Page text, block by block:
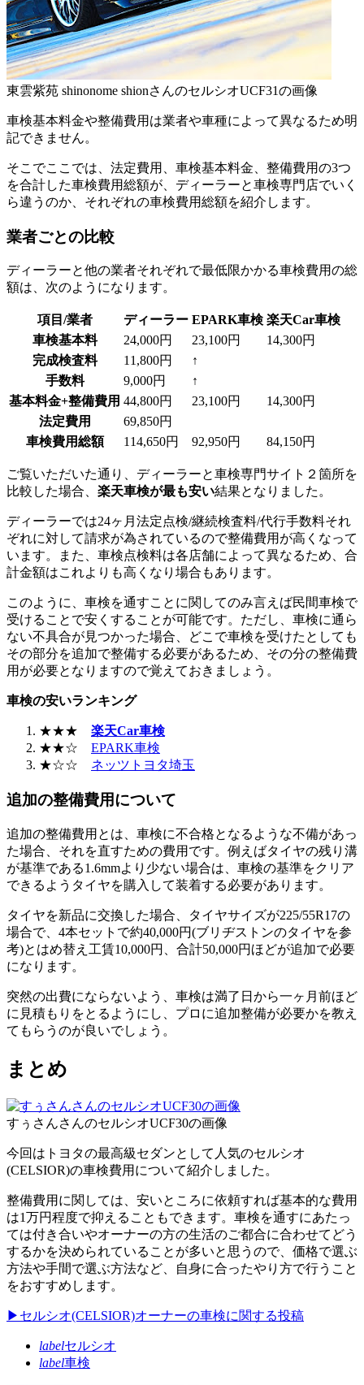
東雲紫苑 shinonome shionさんのセルシオUCF31の画像
車検基本料金や整備費用は業者や車種によって異なるため明
記できません。
そこでここでは、法定費用、車検基本料金、整備費用の3つ
を合計した車検費用総額が、ディーラーと車検専門店でいく
ら違うのか、それぞれの車検費用総額を紹介します。
業者ごとの比較
ディーラーと他の業者それぞれで最低限かかる車検費用の総
額は、次のようになります。
項目/業者 ディーラー EPARK車検 楽天Car車検
車検基本料
24,000円 23,100円
14,300円
完成検査料
11,800円
↑
手数料
9,000円
↑
基本料金+整備費用 44,800円 23,100円
14,300円
法定費用
69,850円
車検費用総額
114,650円 92,950円 84,150円
ご覧いただいた通り、ディーラーと車検専門サイト２箇所を
比較した場合、 楽天車検が最も安い結果となりました。
ディーラーでは24ヶ月法定点検/継続検査料/代行手数料それ
ぞれに対して請求が為されているので整備費用が高くなって
います。また、車検点検料は各店舗によって異なるため、合
計金額はこれよりも高くなり場合もあります。
このように、車検を通すことに関してのみ言えば民間車検で
受けることで安くすることが可能です。ただし、車検に通ら
ない不具合が見つかった場合、どこで車検を受けたとしても
その部分を追加で整備する必要があるため、その分の整備費
用が必要となりますので覚えておきましょう。
車検の安いランキング
★★★ 楽天Car車検
★★☆ EPARK車検
★☆☆ ネッツトヨタ埼玉
追加の整備費用について
追加の整備費用とは、車検に不合格となるような不備があっ
た場合、それを直すための費用です。例えばタイヤの残り溝
が基準である1.6mmより少ない場合は、車検の基準をクリア
できるようタイヤを購入して装着する必要があります。
タイヤを新品に交換した場合、タイヤサイズが225/55R17の
場合で、4本セットで約40,000円(ブリヂストンのタイヤを参
考)とはめ替え工賃10,000円、合計50,000円ほどが追加で必要
になります。
突然の出費にならないよう、車検は満了日から一ヶ月前ほど
に見積もりをとるようにし、プロに追加整備が必要かを教え
てもらうのが良いでしょう。
まとめ
すぅさんさんのセルシオUCF30の画像
今回はトヨタの最高級セダンとして人気のセルシオ
(CELSIOR)の車検費用について紹介しました。
整備費用に関しては、安いところに依頼すれば基本的な費用
は1万円程度で抑えることもできます。車検を通すにあたっ
ては付き合いやオーナーの方の生活のご都合に合わせてどう
するかを決められていることが多いと思うので、価格で選ぶ
方法や手間で選ぶ方法など、自身に合ったやり方で行うこと
をおすすめします。
▶セルシオ(CELSIOR)オーナーの車検に関する投稿
labelセルシオ
label車検